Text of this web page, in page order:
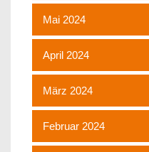
Mai 2024
April 2024
März 2024
Februar 2024